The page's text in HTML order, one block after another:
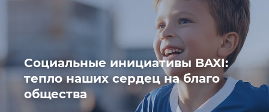
Социальные инициативы BAXI:
тепло наших сердец на благо
общества